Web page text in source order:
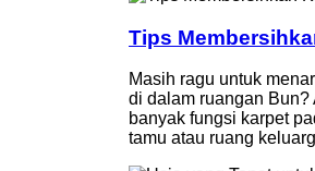
Tips
Masih ragu untuk
di dalam ruangan Bun?
banyak fungsi karpet
tamu atau ruang